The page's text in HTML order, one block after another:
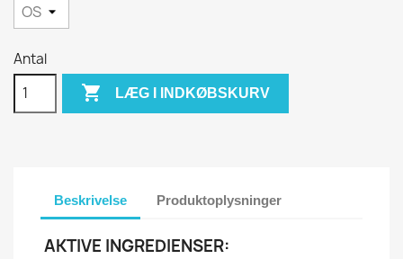
Antal
 LÆG I INDKØBSKURV
Beskrivelse Produktoplysninger
AKTIVE INGREDIENSER: